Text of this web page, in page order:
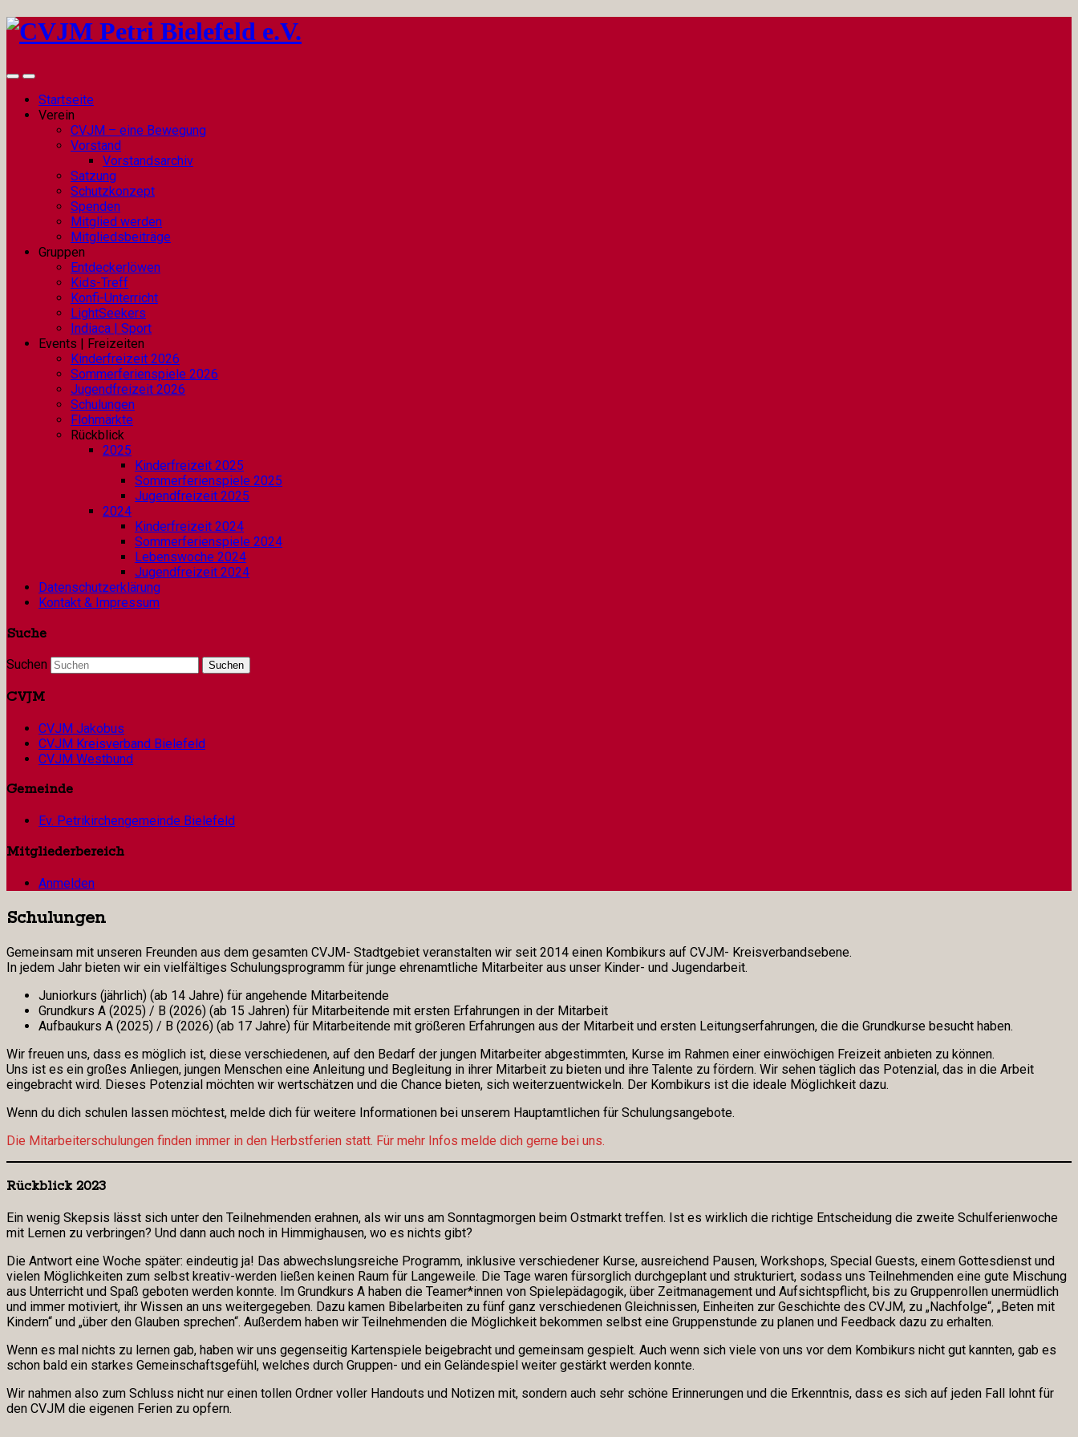
Startseite
Verein
CVJM – eine Bewegung
Vorstand
Vorstandsarchiv
Satzung
Schutzkonzept
Spenden
Mitglied werden
Mitgliedsbeiträge
Gruppen
Entdeckerlöwen
Kids-Treff
Konfi-Unterricht
LightSeekers
Indiaca | Sport
Events | Freizeiten
Kinderfreizeit 2026
Sommerferienspiele 2026
Jugendfreizeit 2026
Schulungen
Flohmärkte
Rückblick
2025
Kinderfreizeit 2025
Sommerferienspiele 2025
Jugendfreizeit 2025
2024
Kinderfreizeit 2024
Sommerferienspiele 2024
Lebenswoche 2024
Jugendfreizeit 2024
Datenschutzerklärung
Kontakt & Impressum
Suche
Suchen
CVJM
CVJM Jakobus
CVJM Kreisverband Bielefeld
CVJM Westbund
Gemeinde
Ev. Petrikirchengemeinde Bielefeld
Mitgliederbereich
Anmelden
Schulungen
Gemeinsam mit unseren Freunden aus dem gesamten CVJM- Stadtgebiet veranstalten wir seit 2014 einen Kombikurs auf CVJM- Kreisverbandsebene.
In jedem Jahr bieten wir ein vielfältiges Schulungsprogramm für junge ehrenamtliche Mitarbeiter aus unser Kinder- und Jugendarbeit.
Juniorkurs (jährlich) (ab 14 Jahre) für angehende Mitarbeitende
Grundkurs A (2025) / B (2026) (ab 15 Jahren) für Mitarbeitende mit ersten Erfahrungen in der Mitarbeit
Aufbaukurs A (2025) / B (2026) (ab 17 Jahre) für Mitarbeitende mit größeren Erfahrungen aus der Mitarbeit und ersten Leitungserfahrungen, die die Grundkurse besucht haben.
Wir freuen uns, dass es möglich ist, diese verschiedenen, auf den Bedarf der jungen Mitarbeiter abgestimmten, Kurse im Rahmen einer einwöchigen Freizeit anbieten zu können.
Uns ist es ein großes Anliegen, jungen Menschen eine Anleitung und Begleitung in ihrer Mitarbeit zu bieten und ihre Talente zu fördern. Wir sehen täglich das Potenzial, das in die Arbeit
eingebracht wird. Dieses Potenzial möchten wir wertschätzen und die Chance bieten, sich weiterzuentwickeln. Der Kombikurs ist die ideale Möglichkeit dazu.
Wenn du dich schulen lassen möchtest, melde dich für weitere Informationen bei unserem Hauptamtlichen für Schulungsangebote.
Die Mitarbeiterschulungen finden immer in den Herbstferien statt. Für mehr Infos melde dich gerne bei uns.
Rückblick 2023
Ein wenig Skepsis lässt sich unter den Teilnehmenden erahnen, als wir uns am Sonntagmorgen beim Ostmarkt treffen. Ist es wirklich die richtige Entscheidung die zweite Schulferienwoche
mit Lernen zu verbringen? Und dann auch noch in Himmighausen, wo es nichts gibt?
Die Antwort eine Woche später: eindeutig ja! Das abwechslungsreiche Programm, inklusive verschiedener Kurse, ausreichend Pausen, Workshops, Special Guests, einem Gottesdienst und
vielen Möglichkeiten zum selbst kreativ-werden ließen keinen Raum für Langeweile. Die Tage waren fürsorglich durchgeplant und strukturiert, sodass uns Teilnehmenden eine gute Mischung
aus Unterricht und Spaß geboten werden konnte. Im Grundkurs A haben die Teamer*innen von Spielepädagogik, über Zeitmanagement und Aufsichtspflicht, bis zu Gruppenrollen unermüdlich
und immer motiviert, ihr Wissen an uns weitergegeben. Dazu kamen Bibelarbeiten zu fünf ganz verschiedenen Gleichnissen, Einheiten zur Geschichte des CVJM, zu „Nachfolge“, „Beten mit
Kindern“ und „über den Glauben sprechen“. Außerdem haben wir Teilnehmenden die Möglichkeit bekommen selbst eine Gruppenstunde zu planen und Feedback dazu zu erhalten.
Wenn es mal nichts zu lernen gab, haben wir uns gegenseitig Kartenspiele beigebracht und gemeinsam gespielt. Auch wenn sich viele von uns vor dem Kombikurs nicht gut kannten, gab es
schon bald ein starkes Gemeinschaftsgefühl, welches durch Gruppen- und ein Geländespiel weiter gestärkt werden konnte.
Wir nahmen also zum Schluss nicht nur einen tollen Ordner voller Handouts und Notizen mit, sondern auch sehr schöne Erinnerungen und die Erkenntnis, dass es sich auf jeden Fall lohnt für
den CVJM die eigenen Ferien zu opfern.